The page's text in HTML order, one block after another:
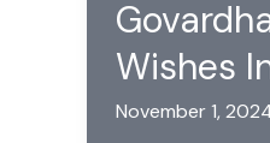
Wishes
November 1,